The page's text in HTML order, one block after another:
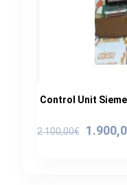
Control Unit
2.100,00€
Orijinal